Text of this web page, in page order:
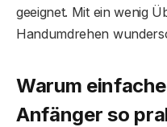
geeignet. Mit ein wenig
Handumdrehen
Warum
Anfänger so